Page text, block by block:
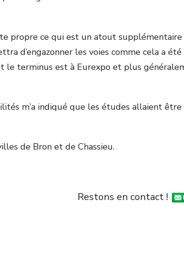
propre ce qui est un atout
d’engazonner les voies comme cela a
le terminus est à Eurexpo et plus
m’a indiqué que les études allaient
de Bron et de Chassieu.
Restons en contact !